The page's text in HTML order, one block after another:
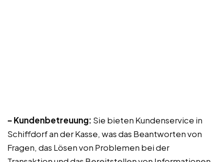
– Kundenbetreuung: Sie bieten Kundenservice in
Schiffdorf an der Kasse, was das Beantworten von
Fragen, das Lösen von Problemen bei der